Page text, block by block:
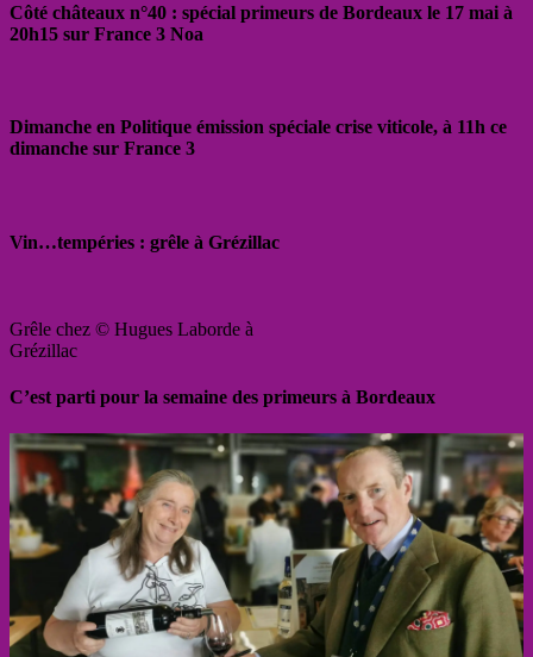
Côté châteaux n°40 : spécial primeurs de Bordeaux le 17 mai à
20h15 sur France 3 Noa
Dimanche en Politique émission spéciale crise viticole, à 11h ce
dimanche sur France 3
Vin…tempéries : grêle à Grézillac
Grêle chez © Hugues Laborde à
Grézillac
C’est parti pour la semaine des primeurs à Bordeaux